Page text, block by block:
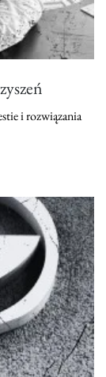
i rozwiązania